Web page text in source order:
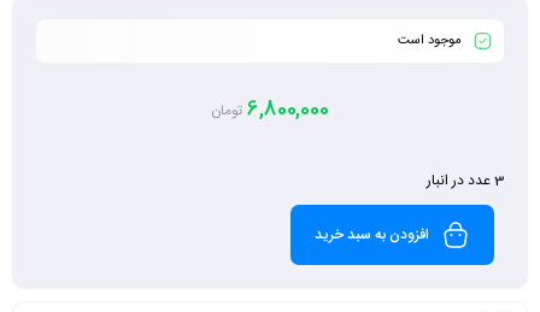
موجود است
6,800,000 تومان
3 عدد در انبار
افزودن به سبد خرید